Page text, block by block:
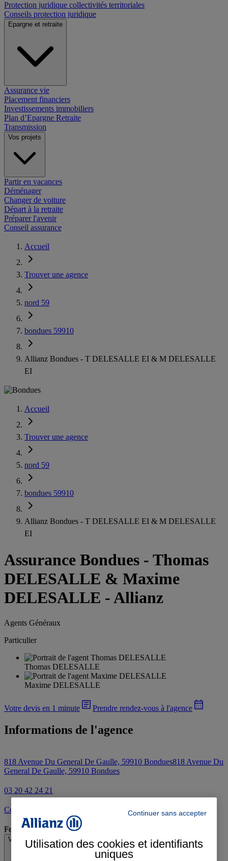
Protection juridique collectivités territoriales
Conseils protection juridique
Epargne et retraite
Assurance vie
Placement financiers
Investissements immobiliers
Plan d’Epargne Retraite
Transmission
Vos projets
Partir en vacances
Déménager
Changer de voiture
Départ à la retraite
Préparer l'avenir
Conseil assurance
Accueil
Trouver une agence
nord 59
bondues 59910
Allianz Bondues - T DELESALLE EI & M DELESALLE
EI
Accueil
Trouver une agence
nord 59
bondues 59910
Allianz Bondues - T DELESALLE EI & M DELESALLE
EI
Assurance Bondues - Thomas
DELESALLE & Maxime
DELESALLE - Allianz
Agents Généraux
Particulier
Thomas DELESALLE
Maxime DELESALLE
Votre devis en 1 minute Prendre rendez-vous à l'agence
Informations de l'agence
818 Avenue Du General De Gaulle, 59910 Bondues818 Avenue Du
General De Gaulle, 59910 Bondues
03 20 42 24 21
Contacter l'agence par e-mail
Fermé
Voir les horaires
Continuer sans accepter
Utilisation des cookies et identifiants
uniques